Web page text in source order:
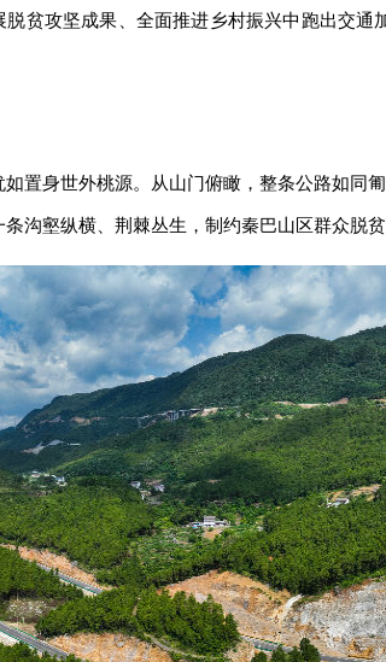
贫攻坚成果、全面推进乡村振兴中跑出交通
置身世外桃源。从山门俯瞰，整条公路如同
沟壑纵横、荆棘丛生，制约秦巴山区群众脱贫